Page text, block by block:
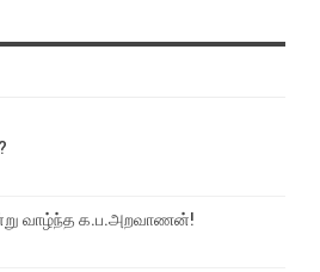
வாழ்ந்த க.ப.அறவாணன்!